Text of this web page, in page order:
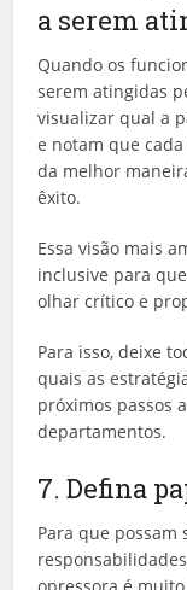
a serem
Quando os
serem atingidas
visualizar qual a
e notam que
da melhor
êxito.
Essa visão mais
inclusive para
olhar crítico e
Para isso, deixe
quais as
próximos passos
departamentos.
7. Defina
Para que possam